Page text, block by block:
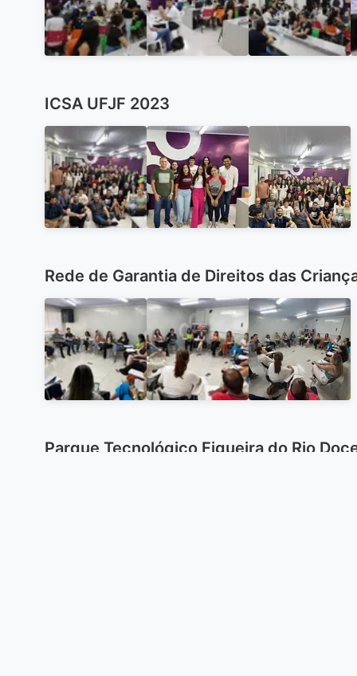
ICSA UFJF 2023
Rede de Garantia de Direitos das
Parque Tecnológico Figueira do Rio